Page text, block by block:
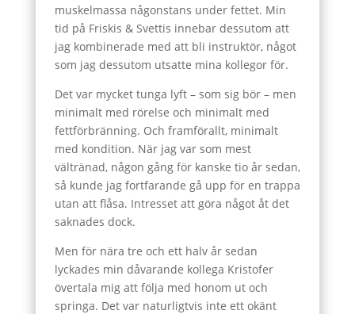
muskelmassa någonstans under fettet. Min
tid på Friskis & Svettis innebar dessutom att
jag kombinerade med att bli instruktör, något
som jag dessutom utsatte mina kollegor för.
Det var mycket tunga lyft – som sig bör – men
minimalt med rörelse och minimalt med
fettförbränning. Och framförallt, minimalt
med kondition. När jag var som mest
vältränad, någon gång för kanske tio år sedan,
så kunde jag fortfarande gå upp för en trappa
utan att flåsa. Intresset att göra något åt det
saknades dock.
Men för nära tre och ett halv år sedan
lyckades min dåvarande kollega Kristofer
övertala mig att följa med honom ut och
springa. Det var naturligtvis inte ett okänt